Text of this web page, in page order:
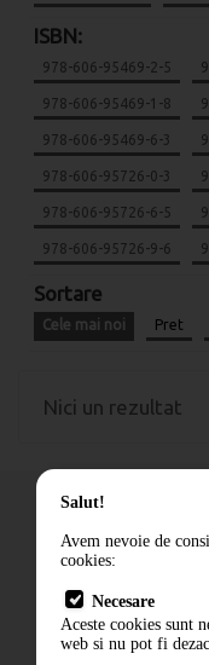
ISBN:
978-606-95469-2-5
978-606-95469-1-8
978-606-95469-6-3
978-606-95726-0-3
978-606-95726-6-5
978-606-95726-9-6
Sortare
Cele mai noi Pret
Nici un rezultat
Cum comand
Livrare
Contact
Salut!
Avem nevoie de
cookies:
Necesare
Aceste cookies sunt
web si nu pot fi